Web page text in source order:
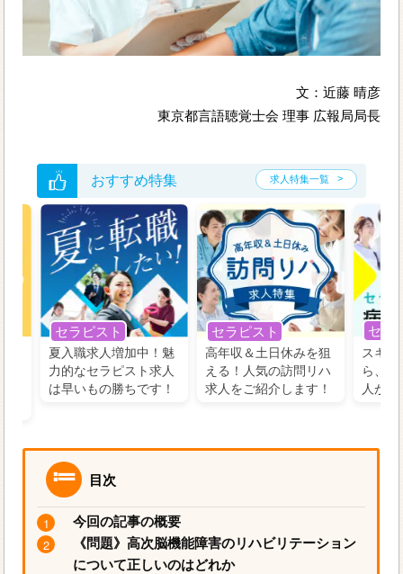
文：近藤 晴彦
東京都言語聴覚士会 理事 広報局局長
おすすめ特集 求人特集一覧
セラピスト
夏入職求人増加中！魅
力的なセラピスト求人
は早いもの勝ちです！
セラピスト
高年収＆土日休みを狙
える！人気の訪問リハ
求人をご紹介します！
セラ
スキ
ら、
人が
目次
今回の記事の概要
《問題》高次脳機能障害のリハビリテーション
について正しいのはどれか